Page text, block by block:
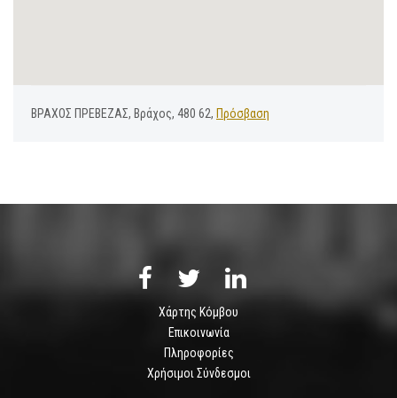
ΒΡΑΧΟΣ ΠΡΕΒΕΖΑΣ, Βράχος, 480 62, Πρόσβαση
Χάρτης Κόμβου
Επικοινωνία
Πληροφορίες
Χρήσιμοι Σύνδεσμοι